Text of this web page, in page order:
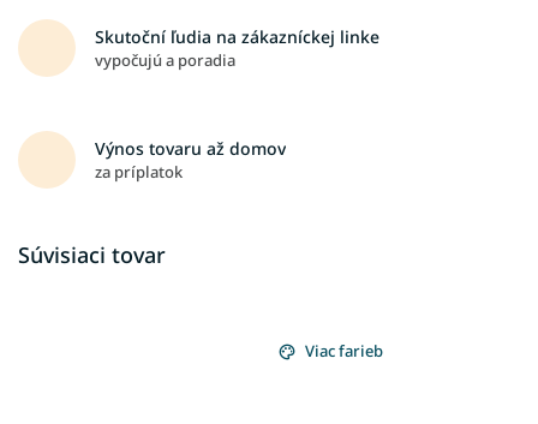
Skutoční ľudia na zákazníckej linke
vypočujú a poradia
Výnos tovaru až domov
za príplatok
Súvisiaci tovar
Viac farieb